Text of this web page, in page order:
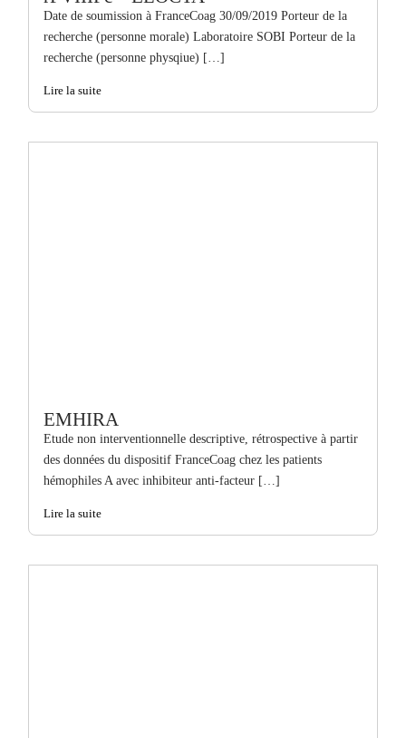
Date de soumission à FranceCoag 30/09/2019 Porteur de la
recherche (personne morale) Laboratoire SOBI Porteur de la
recherche (personne physqiue) […]
Lire la suite
EMHIRA
Etude non interventionnelle descriptive, rétrospective à partir
des données du dispositif FranceCoag chez les patients
hémophiles A avec inhibiteur anti-facteur […]
Lire la suite